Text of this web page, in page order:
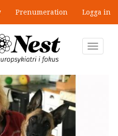
Prenumeration Logga in
Toggle
bra – just därför togs